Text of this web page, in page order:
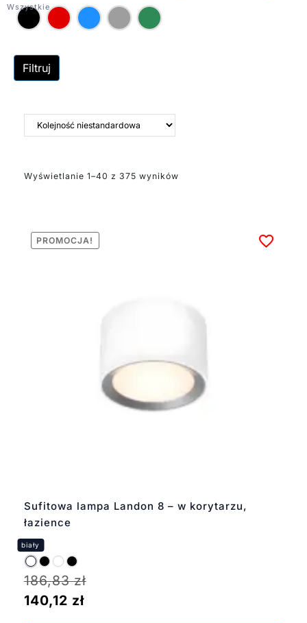
która pozwala na
kierowanie oświetlenia
Filtruj
Wyświetlanie 1–40 z 375 wyników
Sufitowa lampa Landon 8 – w korytarzu,
łazience
PROMOCJA!
186,83zł
140,12 zł